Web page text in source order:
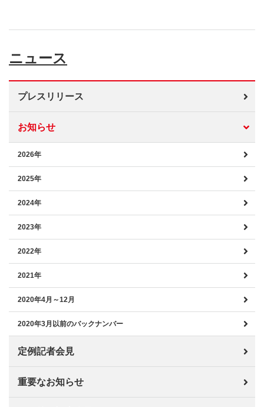
ニュース
プレスリリース
お知らせ
2026年
2025年
2024年
2023年
2022年
2021年
2020年4月～12月
2020年3月以前のバックナンバー
定例記者会見
重要なお知らせ